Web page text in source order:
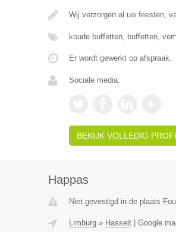
Wij verzorgen al uw feesten,
koude buffetten, buffetten,
Er wordt gewerkt op afspraak.
Sociale media:
BEKIJK VOLLEDIG
Happas
Niet gevestigd in de plaats
Limburg» Hasselt| Google